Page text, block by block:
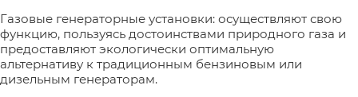
Газовые генераторные установки: осуществляют свою
функцию, пользуясь достоинствами природного газа и
предоставляют экологически оптимальную
альтернативу к традиционным бензиновым или
дизельным генераторам.